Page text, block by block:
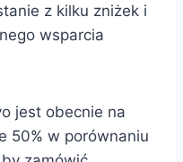
z kilku zniżek i
wsparcia
jest obecnie na
50% w porównaniu